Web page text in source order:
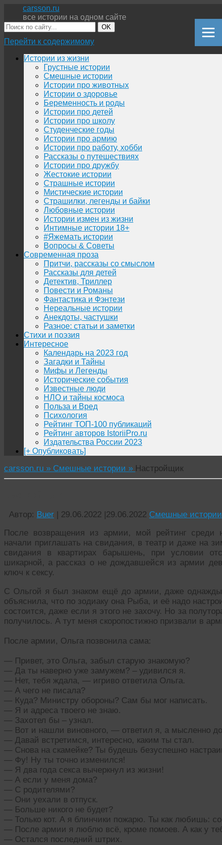
carsson.ru
все истории на одном сайте
OK
Перейти к содержимому
Истории из жизни
Грустные истории
Смешные истории
Истории про животных
Истории о здоровье
Беременность и роды
Истории про детей
Истории про школу
Студенческие годы
Истории про армию
Истории про работу, хобби
Рассказы о путешествиях
Истории про дружбу
Жестокие истории
Страшные истории
Мистические истории
Страшилки, легенды и байки
Любовные истории
Истории измен из жизни
Интимные истории 18+
#Яжемать истории
Вопросы & Советы
Современная проза
Притчи, рассказы со смыслом
Рассказы для детей
Детектив, Триллер
Повести и Романы
Фантастика и Фэнтези
Нереальные истории
Анекдоты, частушки
Разное: статьи и заметки
Стихи и поэзия
Интересное
Календарь на 2023 год
Загадки и Тайны
Мифы и Легенды
Исторические события
Известные люди
НЛО и тайны космоса
Польза и Вред
Психология
Рейтинг ТОП-100 публикаций
Рейтинг авторов IstoriiPro.ru
Издательства России 2023
[+ Опубликовать]
carsson.ru » Смешные истории » Настройщик
Автор: Buer | 29.06.2022 |29.06.2022 Смешные истории
После возвращения из армии, мой рейтинг среди
начали приглашать на свидания, в театр и даже на
свидания в квартирах барышень, при условии
шикарной, а рассказ о не дождавшейся из армии
ключ к сексу.
С Ольгой я был знаком ещё до армии, даже однажды
объяснила, что по зодиаку она Рыба, и её надо
состоится, даже если я этого не захочу. Но за
получилось. А тут меня скоропостижно призвали в
После армии, Ольга позвонила сама:
— Привет, это Ольга, забыл старую знакомую?
— Да ты наверно уже замужем? – удивился я.
— Нет, тебя ждала, — игриво ответила Ольга.
— А чего не писала?
— Куда? Министру обороны? Сам бы мог написать.
— Я и адреса твоего не знаю.
— Захотел бы – узнал.
— Вот и нашли виновного, — ответил я, а мысленно
— Давай встретимся, интересно, каким ты стал.
— Снова на скамейке? Ты будешь безуспешно
— Фу! Ну ты точно изменился!
— Я два года секса вычеркнул из жизни!
— А если у меня дома?
— С родителями?
— Они уехали в отпуск.
— Больше никого не будет?
— Только кот. А я блинчики пожарю. Ты как любишь:
— После армии я люблю всё, кроме помоев. А как у
— Остался последний штрих.